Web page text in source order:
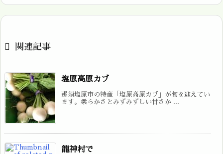
 関連記事
塩原高原カブ
那須塩原市の特産「塩原高原カブ」が旬を迎えてい
ます。柔らかさとみずみずしい甘さか ...
龍神村で